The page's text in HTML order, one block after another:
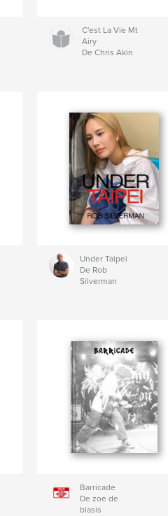
C'est La Vie Mt
Airy
De Chris Akin
Under Taipei
De Rob
Silverman
Barricade
De zoe de
blasis